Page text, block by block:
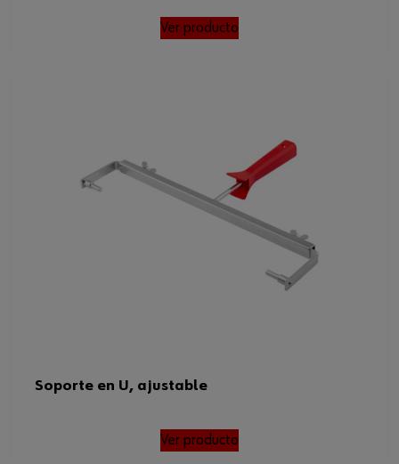
Ver producto
Soporte en U, ajustable
Ver producto